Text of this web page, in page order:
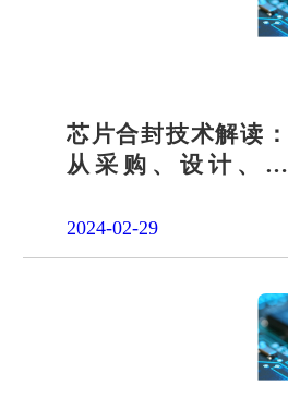
芯片合封技术解读：
从采购、设计、开
凡微？
2024-02-29